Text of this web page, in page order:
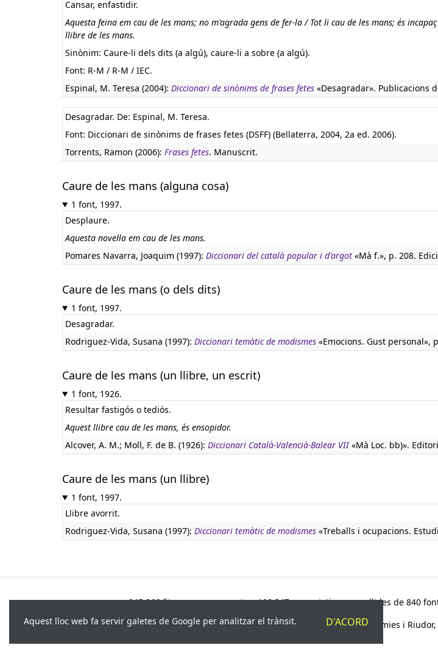
Cansar, enfastidir.
Aquesta feina em cau de les mans; no m'agrada gens de fer-la / Tot li cau de les mans; és
llibre de les mans.
Sinònim: Caure-li dels dits (a algú), caure-li a sobre (a algú).
Font: R-M / R-M / IEC.
Espinal, M. Teresa (2004): Diccionari de sinònims de frases fetes «Desagradar». Publicacions
Desagradar. De: Espinal, M. Teresa.
Font: Diccionari de sinònims de frases fetes (DSFF) (Bellaterra, 2004, 2a ed. 2006).
Torrents, Ramon (2006): Frases fetes. Manuscrit.
Caure de les mans (alguna cosa)
1 font, 1997.
Desplaure.
Aquesta novel·la em cau de les mans.
Pomares Navarra, Joaquim (1997): Diccionari del català popular i d'argot «Mà f.», p. 208.
Caure de les mans (o dels dits)
1 font, 1997.
Desagradar.
Rodriguez-Vida, Susana (1997): Diccionari temàtic de modismes «Emocions. Gust personal»,
Caure de les mans (un llibre, un escrit)
1 font, 1926.
Resultar fastigós o tediós.
Aquest llibre cau de les mans, és ensopidor.
Alcover, A. M.; Moll, F. de B. (1926): Diccionari Català-Valencià-Balear VII«Mà Loc. bb)».
Caure de les mans (un llibre)
1 font, 1997.
Llibre avorrit.
Rodriguez-Vida, Susana (1997): Diccionari temàtic de modismes «Treballs i ocupacions.
945.966 fitxes, corresponents a 108.347 paremiotipus, recollides de 840
© Víctor Pàmies i Riudor,
Aquest lloc web fa servir galetes de Google per analitzar el trànsit. D'ACORD